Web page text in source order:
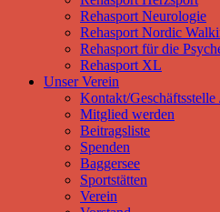
Rehasport Neurologie
Rehasport Nordic
Rehasport für die
Rehasport XL
Unser Verein
Kontakt/
Mitglied werden
Beitragsliste
Spenden
Baggersee
Sportstätten
Verein